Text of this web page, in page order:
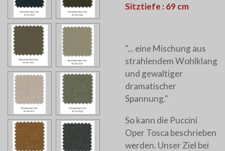
Sitztiefe : 69 cm
"... eine Mischung aus
strahlendem Wohlklang
und gewaltiger
dramatischer
Spannung."
So kann die Puccini
Oper Tosca beschrieben
werden. Unser Ziel bei